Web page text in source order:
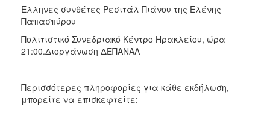
Έλληνες συνθέτες Ρεσιτάλ Πιάνου της Ελένης
Παπασπύρου
Πολιτιστικό Συνεδριακό Κέντρο Ηρακλείου, ώρα
21:00.Διοργάνωση ΔΕΠΑΝΑΛ
Περισσότερες πληροφορίες για κάθε εκδήλωση,
μπορείτε να επισκεφτείτε: